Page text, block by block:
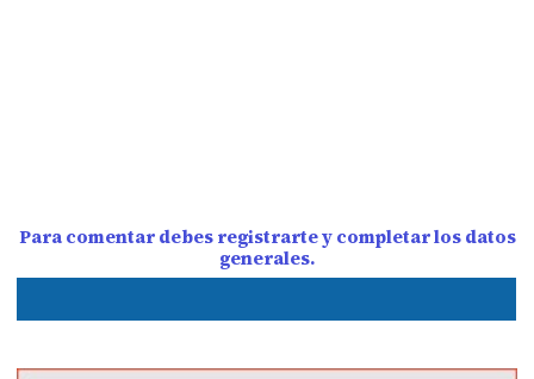
Para comentar debes registrarte y completar los datos
generales.